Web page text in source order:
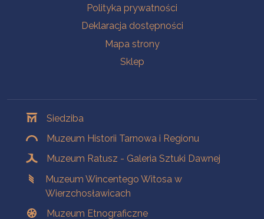
Polityka prywatności
Deklaracja dostępności
Mapa strony
Sklep
Siedziba
Muzeum Historii Tarnowa i Regionu
Muzeum Ratusz - Galeria Sztuki Dawnej
Muzeum Wincentego Witosa w
Wierzchosławicach
Muzeum Etnograficzne